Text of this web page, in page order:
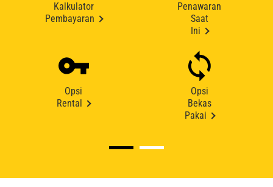
Kalkulator
Pembayaran
Penawaran
Saat
Ini
Opsi
Rental
Opsi
Bekas
Pakai